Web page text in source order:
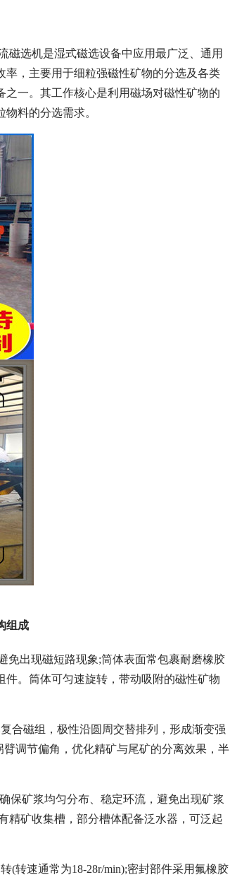
磁选机是湿式磁选设备中应用最广泛、通用
，主要用于细粒强磁性矿物的分选及各类
一。其工作核心是利用磁场对磁性矿物的
料的分选需求。
组成
免出现磁短路现象;筒体表面常包裹耐磨橡胶
。筒体可匀速旋转，带动吸附的磁性矿物
合磁组，极性沿圆周交替排列，形成渐变强
调节偏角，优化精矿与尾矿的分离效果，半
保矿浆均匀分布、稳定环流，避免出现矿浆
精矿收集槽，部分槽体配备泛水器，可泛起
(转速通常为18-28r/min);密封部件采用氟橡胶